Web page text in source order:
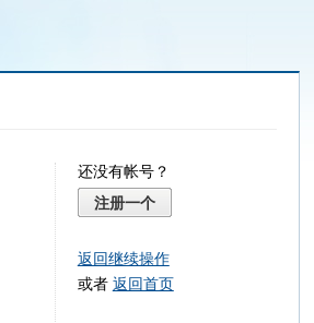
还没有帐号？
注册一个
返回继续操作
或者 返回首页